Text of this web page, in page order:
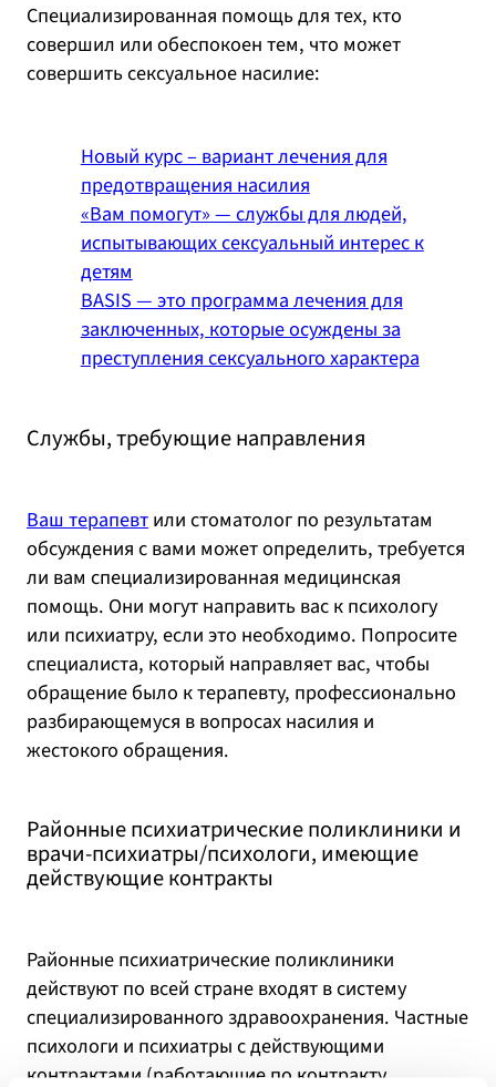
Специализированная помощь для тех, кто
совершил или обеспокоен тем, что может
совершить сексуальное насилие:
Новый курс – вариант лечения для
предотвращения насилия
«Вам помогут» — службы для людей,
испытывающих сексуальный интерес к
детям
BASIS — это программа лечения для
заключенных, которые осуждены за
преступления сексуального характера
Службы, требующие направления
Ваш терапевтили стоматолог по результатам
обсуждения с вами может определить, требуется
ли вам специализированная медицинская
помощь. Они могут направить вас к психологу
или психиатру, если это необходимо. Попросите
специалиста, который направляет вас, чтобы
обращение было к терапевту, профессионально
разбирающемуся в вопросах насилия и
жестокого обращения.
Районные психиатрические поликлиники и
врачи-психиатры/психологи, имеющие
действующие контракты
Районные психиатрические поликлиники
действуют по всей стране входят в систему
специализированного здравоохранения. Частные
психологи и психиатры с действующими
контрактами (работающие по контракту